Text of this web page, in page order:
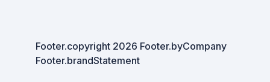
Footer.copyright 2026 Footer.byCompany
Footer.brandStatement